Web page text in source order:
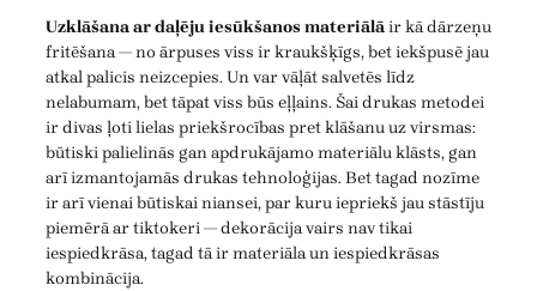
Uzklāšana ar daļēju iesūkšanos materiālāir kā dārzeņu
fritēšana — no ārpuses viss ir kraukšķīgs, bet iekšpusē jau
atkal palicis neizcepies. Un var vāļāt salvetēs līdz
nelabumam, bet tāpat viss būs eļļains. Šai drukas metodei
ir divas ļoti lielas priekšrocības pret klāšanu uz virsmas:
būtiski palielinās gan apdrukājamo materiālu klāsts, gan
arī izmantojamās drukas tehnoloģijas. Bet tagad nozīme
ir arī vienai būtiskai niansei, par kuru iepriekš jau stāstīju
piemērā ar tiktokeri — dekorācija vairs nav tikai
iespiedkrāsa, tagad tā ir materiāla un iespiedkrāsas
kombinācija.